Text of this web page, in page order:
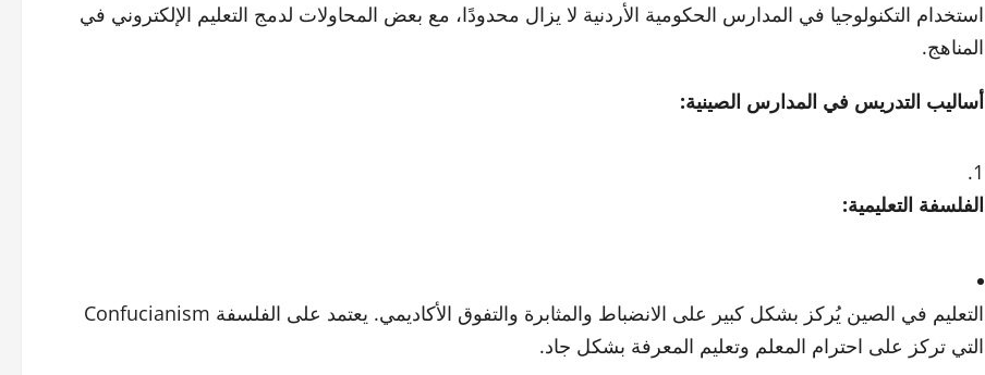
استخدام التكنولوجيا في المدارس الحكومية الأردنية لا يزال محدودًا، مع بعض المحاولات لدمج التعليم الإلكتروني في
المناهج.
أساليب التدريس في المدارس الصينية:
الفلسفة التعليمية:
التعليم في الصين يُركز بشكل كبير على الانضباط والمثابرة والتفوق الأكاديمي. يعتمد على الفلسفة Confucianism
التي تركز على احترام المعلم وتعليم المعرفة بشكل جاد.